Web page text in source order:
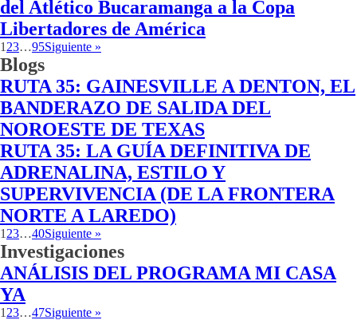
del Atlético Bucaramanga a la Copa
Libertadores de América
1 23…95Siguiente »
Blogs
RUTA 35: GAINESVILLE A DENTON, EL
BANDERAZO DE SALIDA DEL
NOROESTE DE TEXAS
RUTA 35: LA GUÍA DEFINITIVA DE
ADRENALINA, ESTILO Y
SUPERVIVENCIA (DE LA FRONTERA
NORTE A LAREDO)
1 23…40Siguiente »
Investigaciones
ANÁLISIS DEL PROGRAMA MI CASA
YA
1 23…47Siguiente »